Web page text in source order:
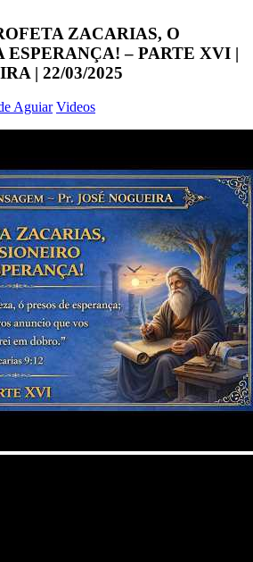
ZACARIAS, O
ESPERANÇA! – PARTE XVI |
| 22/03/2025
Aguiar Videos